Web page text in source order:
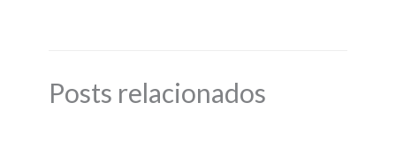
Posts relacionados